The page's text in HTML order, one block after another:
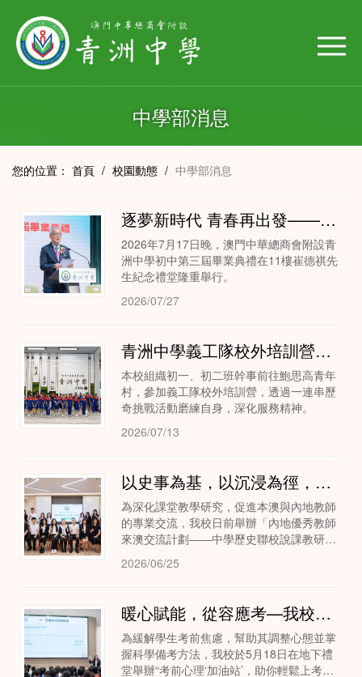
中學部消息
您的位置： 首頁 / 校園動態 / 中學部消息
逐夢新時代 青春再出發——青洲中學第三屆初中畢業典禮順利舉行
2026年7月17日晚，澳門中華總商會附設青
洲中學初中第三屆畢業典禮在11樓崔德祺先
生紀念禮堂隆重舉行。
2026/07/27
青洲中學義工隊校外培訓營圓滿完成
本校組織初一、初二班幹事前往鮑思高青年
村，參加義工隊校外培訓營，透過一連串歷
奇挑戰活動磨練自身，深化服務精神。
2026/07/13
以史事為基，以沉浸為徑，以家國為魂—聯校歷史說課《金與南宋的對峙》
為深化課堂教學研究，促進本澳與內地教師
的專業交流，我校日前舉辦「內地優秀教師
來澳交流計劃——中學歷史聯校說課教研活
動」。周依婷老師以《金與南宋的對峙》一
課為教材，進行了三十分鐘的說課，充分展
2026/06/25
暖心賦能，從容應考—我校開展考前心理疏導專題講座
為緩解學生考前焦慮，幫助其調整心態並掌
握科學備考方法，我校於5月18日在地下禮
堂舉辦“考前心理‘加油站’，助你輕鬆上考